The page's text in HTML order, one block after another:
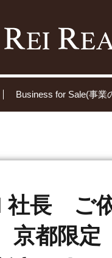
Business for Sale(事業
社長 ご
京都限